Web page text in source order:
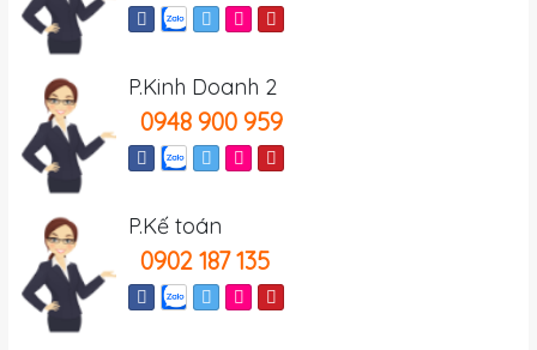
P.Kinh Doanh 2
0948 900 959
P.Kế toán
0902 187 135